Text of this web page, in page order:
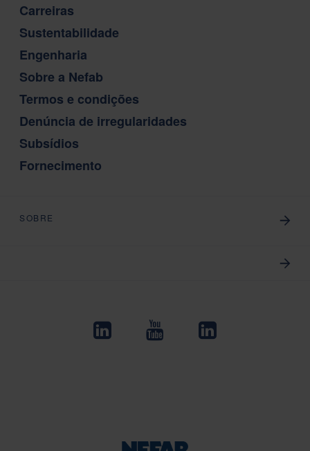
Carreiras
Sustentabilidade
Engenharia
Sobre a Nefab
Termos e condições
Denúncia de irregularidades
Subsídios
Fornecimento
SOBRE